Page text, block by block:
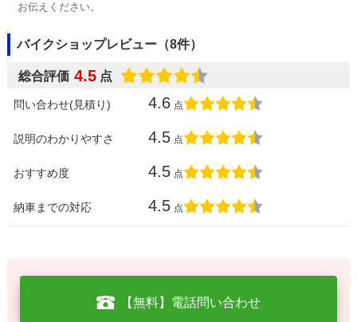
お伝えください。
バイクショップレビュー（8件）
総合評価 4.5 点
問い合わせ(見積り) 4.6 点
説明のわかりやすさ 4.5 点
おすすめ度 4.5 点
納車までの対応 4.5 点
【無料】電話問い合わせ